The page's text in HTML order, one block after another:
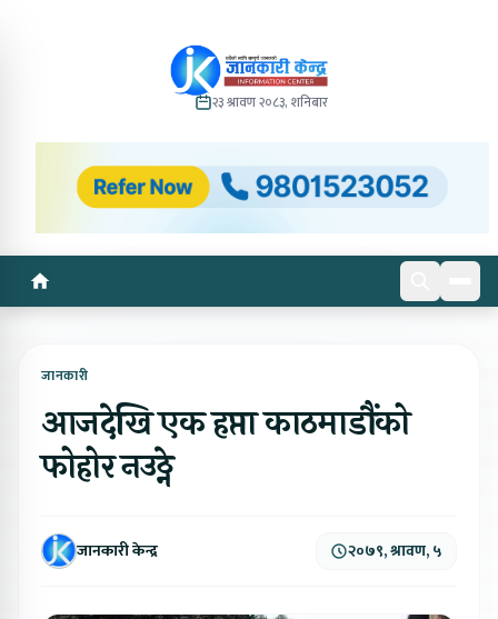
२३ श्रावण २०८३, शनिबार
जानकारी
आजदेखि एक हप्ता काठमाडौंको
फोहोर नउठ्ने
जानकारी केन्द्र २०७९, श्रावण, ५